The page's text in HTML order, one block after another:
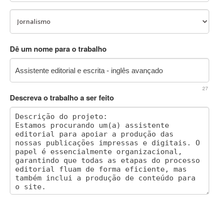
Dê um nome para o trabalho
27
Descreva o trabalho a ser feito